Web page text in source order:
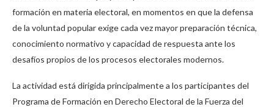
formación en materia electoral, en momentos en que la defensa
de la voluntad popular exige cada vez mayor preparación técnica,
conocimiento normativo y capacidad de respuesta ante los
desafíos propios de los procesos electorales modernos.
La actividad está dirigida principalmente a los participantes del
Programa de Formación en Derecho Electoral de la Fuerza del